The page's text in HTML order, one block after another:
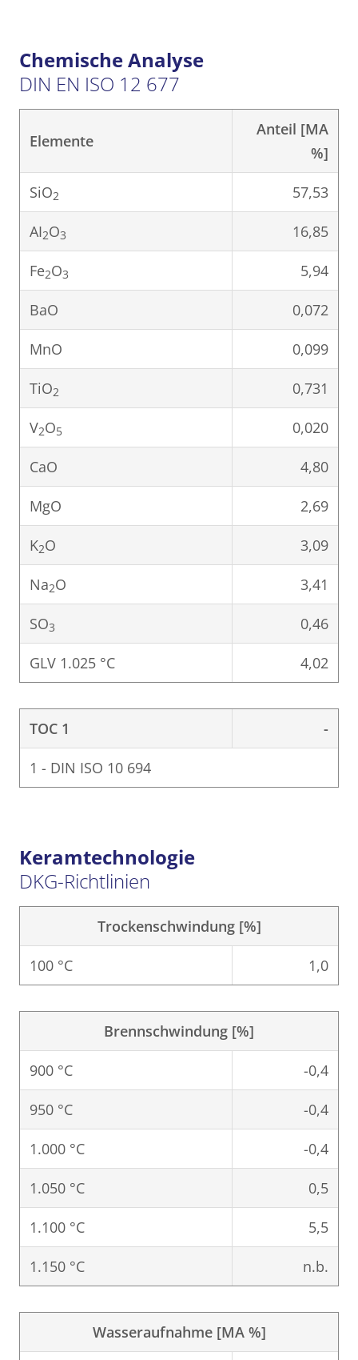
Chemische Analyse
DIN EN ISO 12 677
Elemente
Anteil [MA
%]
SiO2 57,53
AI2O3 16,85
Fe2O3 5,94
BaO 0,072
MnO 0,099
TiO2 0,731
V2O5 0,020
CaO 4,80
MgO 2,69
K2O 3,09
Na2O 3,41
SO3 0,46
GLV 1.025 °C 4,02
TOC 1 -
1 - DIN ISO 10 694
Keramtechnologie
DKG-Richtlinien
Trockenschwindung [%]
100 °C 1,0
Brennschwindung [%]
900 °C -0,4
950 °C -0,4
1.000 °C -0,4
1.050 °C 0,5
1.100 °C 5,5
1.150 °C n.b.
Wasseraufnahme [MA %]